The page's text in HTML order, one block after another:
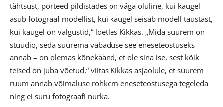
tähtsust, porteed pildistades on väga oluline, kui kaugel
asub fotograaf modellist, kui kaugel seisab modell taustast,
kui kaugel on valgustid,“ loetles Kikkas. „Mida suurem on
stuudio, seda suurema vabaduse see eneseteostuseks
annab – on olemas kõnekäänd, et ole sina ise, sest kõik
teised on juba võetud,“ viitas Kikkas asjaolule, et suurem
ruum annab võimaluse rohkem eneseteostusega tegeleda
ning ei suru fotograafi nurka.